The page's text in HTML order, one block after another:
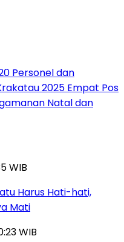
Personel dan
2025 Empat Pos
Natal dan
WIB
Harus Hati-hati,
Mati
WIB